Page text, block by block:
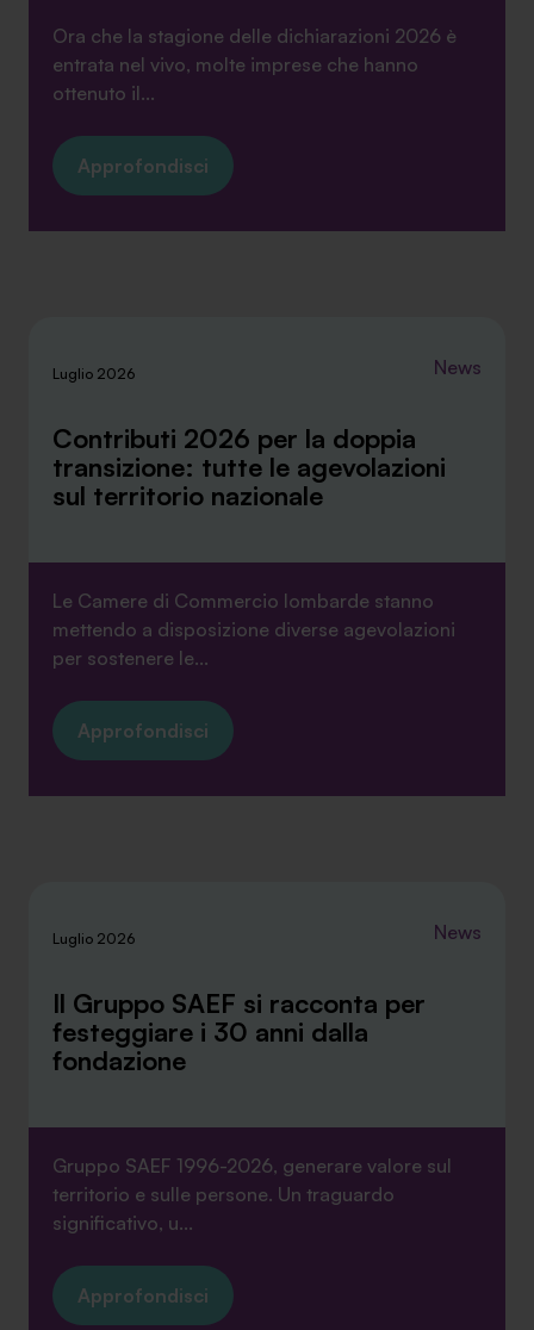
Ora che la stagione delle dichiarazioni 2026 è
entrata nel vivo, molte imprese che hanno
ottenuto il...
Approfondisci
Luglio 2026 News
Contributi 2026 per la doppia
transizione: tutte le agevolazioni
sul territorio nazionale
Le Camere di Commercio lombarde stanno
mettendo a disposizione diverse agevolazioni
per sostenere le...
Approfondisci
Luglio 2026 News
Il Gruppo SAEF si racconta per
festeggiare i 30 anni dalla
fondazione
Gruppo SAEF 1996-2026, generare valore sul
territorio e sulle persone. Un traguardo
significativo, u...
Approfondisci